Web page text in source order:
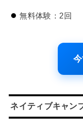
無料体験：2回
ネイティブキャン